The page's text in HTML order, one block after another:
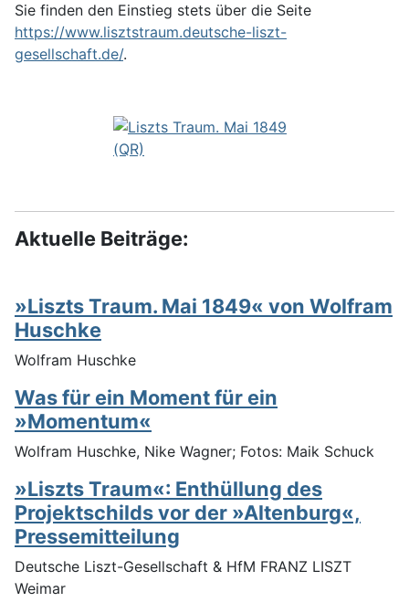
Sie finden den Einstieg stets über die Seite
https://www.lisztstraum.deutsche-liszt-
gesellschaft.de/.
Aktuelle Beiträge:
»Liszts Traum. Mai 1849« von Wolfram
Huschke
Wolfram Huschke
Was für ein Moment für ein
»Momentum«
Wolfram Huschke, Nike Wagner; Fotos: Maik Schuck
»Liszts Traum«: Enthüllung des
Projektschilds vor der »Altenburg«,
Pressemitteilung
Deutsche Liszt-Gesellschaft & HfM FRANZ LISZT
Weimar